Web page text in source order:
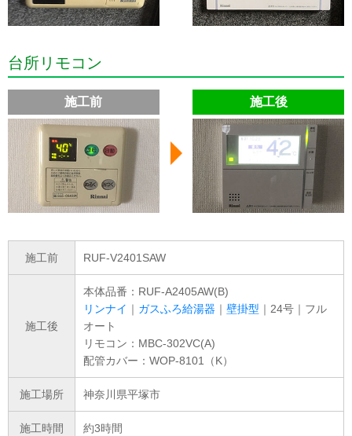
台所リモコン
施工前 施工後
施工前 RUF-V2401SAW
施工後
本体品番：RUF-A2405AW(B)
リンナイ ｜ ガスふろ給湯器 ｜ 壁掛型 ｜24号｜フル
オート
リモコン：MBC-302VC(A)
配管カバー：WOP-8101（K）
施工場所 神奈川県平塚市
施工時間 約3時間